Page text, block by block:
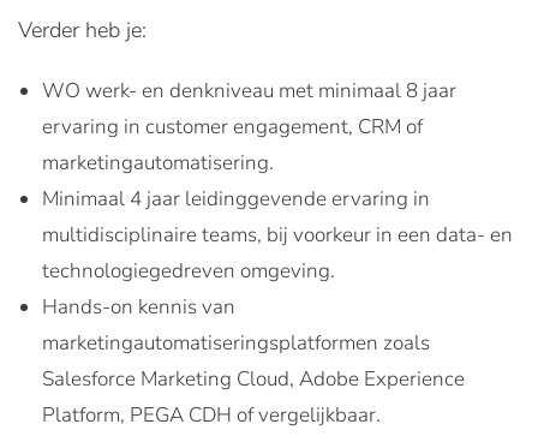
Verder heb je:
WO werk- en denkniveau met minimaal 8 jaar
ervaring in customer engagement, CRM of
marketingautomatisering.
Minimaal 4 jaar leidinggevende ervaring in
multidisciplinaire teams, bij voorkeur in een data- en
technologiegedreven omgeving.
Hands-on kennis van
marketingautomatiseringsplatformen zoals
Salesforce Marketing Cloud, Adobe Experience
Platform, PEGA CDH of vergelijkbaar.